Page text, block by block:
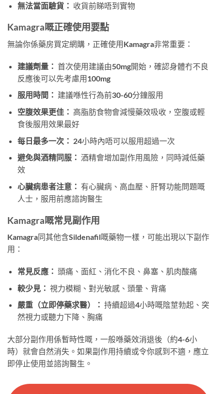
無法當面驗貨： 收貨前睇唔到實物
Kamagra嘅正確使用要點
無論你係藥房買定網購，正確使用Kamagra非常重要：
建議劑量： 首次使用建議由50mg開始，確認身體冇不良
反應後可以先考慮用100mg
服用時間： 建議喺性行為前30-60分鐘服用
空腹效果更佳： 高脂肪食物會減慢藥效吸收，空腹或輕
食後服用效果最好
每日最多一次： 24小時內唔可以服用超過一次
避免與酒精同服： 酒精會增加副作用風險，同時減低藥
效
心臟病患者注意： 有心臟病、高血壓、肝腎功能問題嘅
人士，服用前應諮詢醫生
Kamagra嘅常見副作用
Kamagra同其他含Sildenafil嘅藥物一樣，可能出現以下副作
用：
常見反應： 頭痛、面紅、消化不良、鼻塞、肌肉酸痛
較少見： 視力模糊、對光敏感、頭暈、背痛
嚴重（立即停藥求醫）： 持續超過4小時嘅陰莖勃起、突
然視力或聽力下降、胸痛
大部分副作用係暫時性嘅，一般喺藥效消退後（約4-6小
時）就會自然消失。如果副作用持續或令你感到不適，應立
即停止使用並諮詢醫生。